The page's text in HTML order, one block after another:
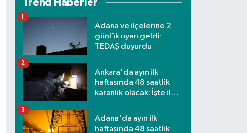
Trend Haberler
Adana ve ilçelerine 2
günlük uyarı geldi:
TEDAŞ duyurdu
1
Ankara'da ayın ilk
haftasında 48 saatlik
karanlık olacak: İşte ilçe
2
Adana'da ayın ilk
haftasında 48 saatlik
3